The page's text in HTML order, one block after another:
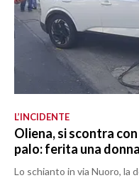
L’INCIDENTE
Oliena, si scontra
palo: ferita una donna
Lo schianto in via Nuoro, la